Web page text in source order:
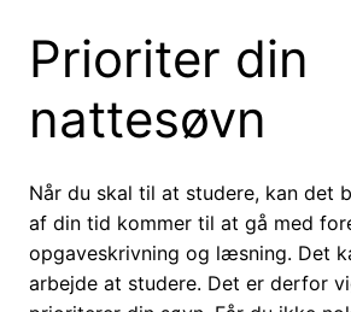
Prioriter din
nattesøvn
Når du skal til at studere, kan det
af din tid kommer til at gå med
opgaveskrivning og læsning. Det
arbejde at studere. Det er derfor